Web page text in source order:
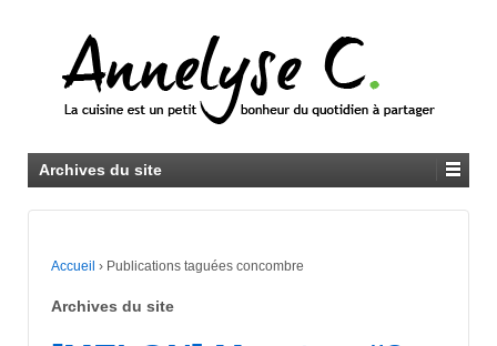
Archives du site
Accueil › Publications taguées concombre
Archives du site